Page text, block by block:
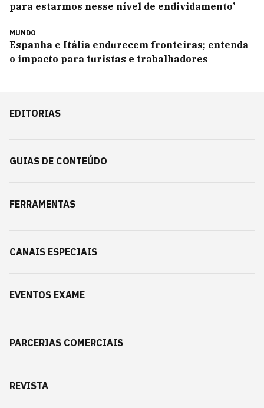
para estarmos nesse nível de endividamento’
MUNDO
Espanha e Itália endurecem fronteiras; entenda
o impacto para turistas e trabalhadores
EDITORIAS
GUIAS DE CONTEÚDO
FERRAMENTAS
CANAIS ESPECIAIS
EVENTOS EXAME
PARCERIAS COMERCIAIS
REVISTA